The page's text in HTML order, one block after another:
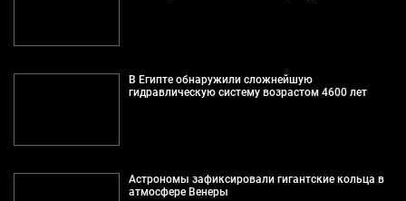
В Египте обнаружили сложнейшую
гидравлическую систему возрастом 4600 лет
Астрономы зафиксировали гигантские кольца в
атмосфере Венеры